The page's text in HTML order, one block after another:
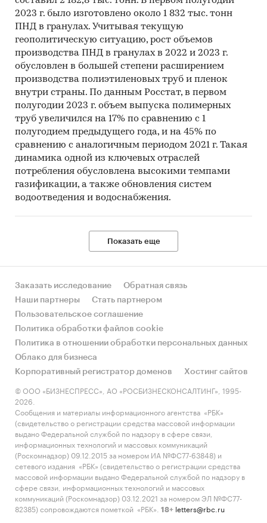
2023 г. было изготовлено около 1 832 тыс. тонн
ПНД в гранулах. Учитывая текущую
геополитическую ситуацию, рост объемов
производства ПНД в гранулах в 2022 и 2023 г.
обусловлен в большей степени расширением
производства полиэтиленовых труб и пленок
внутри страны. По данным Росстат, в первом
полугодии 2023 г. объем выпуска полимерных
труб увеличился на 17% по сравнению с 1
полугодием предыдущего года, и на 45% по
сравнению с аналогичным периодом 2021 г. Такая
динамика одной из ключевых отраслей
потребления обусловлена высокими темпами
газификации, а также обновления систем
водоотведения и водоснабжения.
Показать еще
Заказать исследование
Обратная связь
Наши партнеры
Стать партнером
Пользовательское соглашение
Политика обработки файлов cookie
Политика в отношении обработки персональных данных
Облако для бизнеса
Корпоративный регистратор доменов
Хостинг сайтов
© ООО «БИЗНЕСПРЕСС», АО «РОСБИЗНЕСКОНСАЛТИНГ», 1995-
2026.
Сообщения и материалы информационного агентства «РБК»
(свидетельство о регистрации средства массовой информации
выдано Федеральной службой по надзору в сфере связи,
информационных технологий и массовых коммуникаций
(Роскомнадзор) 09.12.2015 за номером ИА №ФС77-63848) и
сетевого издания «РБК» (свидетельство о регистрации средства
массовой информации выдано Федеральной службой по надзору в
сфере связи, информационных технологий и массовых
коммуникаций (Роскомнадзор) 03.12.2021 за номером ЭЛ №ФС77-
82385) сопровождаются пометкой «РБК».
18+ letters@rbc.ru